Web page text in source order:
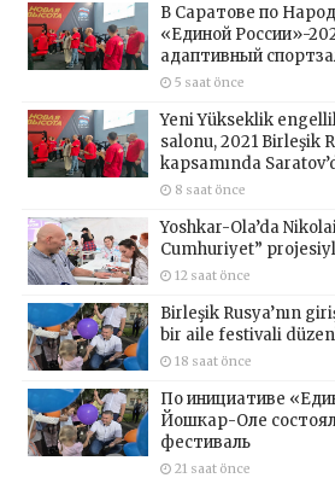
В Саратове по
«Единой России»-
адаптивный
5 saat önce
Yeni Yükseklik
salonu, 2021 Birleşik
kapsamında
8 saat önce
Yoshkar-Ola’da
Cumhuriyet”
12 saat önce
Birleşik Rusya’nın
bir aile festivali
18 saat önce
По инициативе
Йошкар-Оле
фестиваль
21 saat önce